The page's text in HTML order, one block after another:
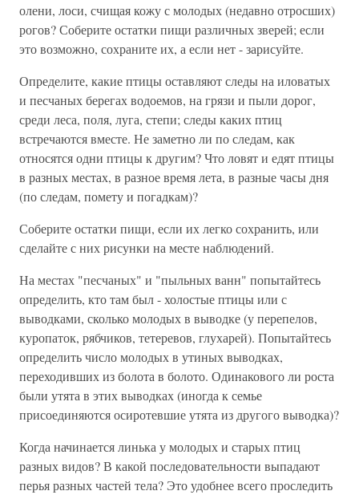
олени, лоси, счищая кожу с молодых (недавно отросших)
рогов? Соберите остатки пищи различных зверей; если
это возможно, сохраните их, а если нет - зарисуйте.
Определите, какие птицы оставляют следы на иловатых
и песчаных берегах водоемов, на грязи и пыли дорог,
среди леса, поля, луга, степи; следы каких птиц
встречаются вместе. Не заметно ли по следам, как
относятся одни птицы к другим? Что ловят и едят птицы
в разных местах, в разное время лета, в разные часы дня
(по следам, помету и погадкам)?
Соберите остатки пищи, если их легко сохранить, или
сделайте с них рисунки на месте наблюдений.
На местах "песчаных" и "пыльных ванн" попытайтесь
определить, кто там был - холостые птицы или с
выводками, сколько молодых в выводке (у перепелов,
куропаток, рябчиков, тетеревов, глухарей). Попытайтесь
определить число молодых в утиных выводках,
переходивших из болота в болото. Одинакового ли роста
были утята в этих выводках (иногда к семье
присоединяются осиротевшие утята из другого выводка)?
Когда начинается линька у молодых и старых птиц
разных видов? В какой последовательности выпадают
перья разных частей тела? Это удобнее всего проследить